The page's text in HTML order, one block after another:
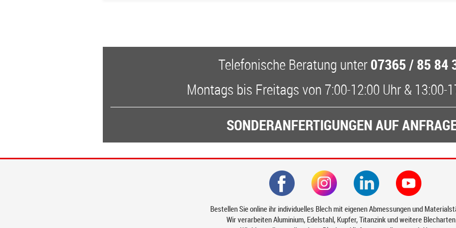
Telefonische Beratung unter07365 / 85 84
Montags bis Freitagsvon 7:00-12:00 Uhr & 13:00-
SONDERANFERTIGUNGEN AUF
Bestellen Sie online ihr individuelles Blech mit eigenen Abmessungen und
Wir verarbeiten Aluminium, Edelstahl, Kupfer, Titanzink und weitere Blecharten.